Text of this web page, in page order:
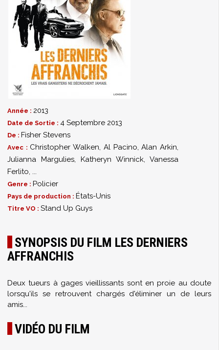
Année : 2013
Date de Sortie : 4 Septembre 2013
De : Fisher Stevens
Avec : Christopher Walken, Al Pacino,Alan Arkin,
Julianna Margulies, Katheryn Winnick, Vanessa
Ferlito, ...
Genre : Policier
Pays de production : États-Unis
Titre VO : Stand Up Guys
SYNOPSIS DU FILM LES DERNIERS
AFFRANCHIS
Deux tueurs à gages vieillissants sont en proie au doute
lorsqu'ils se retrouvent chargés d'éliminer un de leurs
amis...
VIDÉO DU FILM